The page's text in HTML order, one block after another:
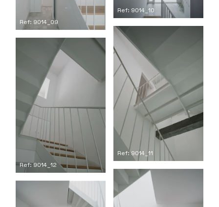
Ref: 9014_09
Ref: 9014_10
Ref: 9014_11
Ref: 9014_12